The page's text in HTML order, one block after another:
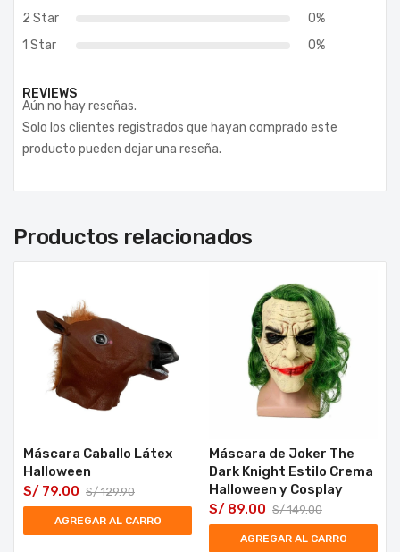
2 Star
0%
1 Star
0%
REVIEWS
Aún no hay reseñas.
Solo los clientes registrados que hayan comprado este
producto pueden dejar una reseña.
Productos relacionados
Máscara Caballo Látex
Halloween
S/129.90
S/ 79.00
AGREGAR AL CARRO
Máscara de Joker The
Dark Knight Estilo Crema
Halloween y Cosplay
S/149.00
S/ 89.00
AGREGAR AL CARRO